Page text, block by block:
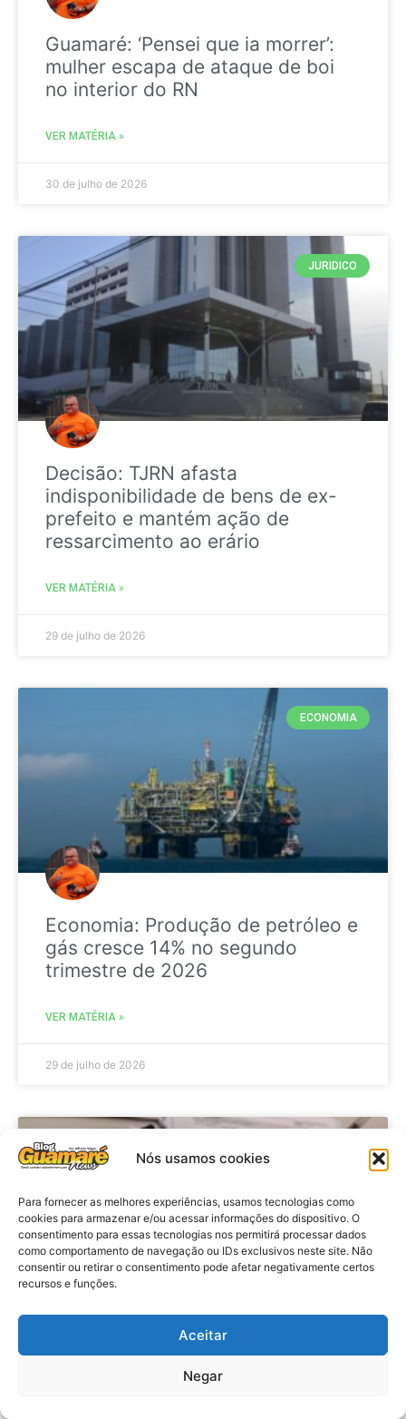
Nós usamos cookies
Para fornecer as melhores experiências, usamos tecnologias como
cookies para armazenar e/ou acessar informações do dispositivo. O
consentimento para essas tecnologias nos permitirá processar dados
como comportamento de navegação ou IDs exclusivos neste site. Não
consentir ou retirar o consentimento pode afetar negativamente certos
recursos e funções.
Aceitar
Negar
Guamaré: ‘Pensei que ia morrer’:
mulher escapa de ataque de boi
no interior do RN
VER MATÉRIA »
30 de julho de 2026
JURIDICO
Decisão: TJRN afasta
indisponibilidade de bens de ex-
prefeito e mantém ação de
ressarcimento ao erário
VER MATÉRIA »
29 de julho de 2026
ECONOMIA
Economia: Produção de petróleo e
gás cresce 14% no segundo
trimestre de 2026
VER MATÉRIA »
29 de julho de 2026
Economia: Prazo de adesão ao
Programa Desenrola 2.0 é